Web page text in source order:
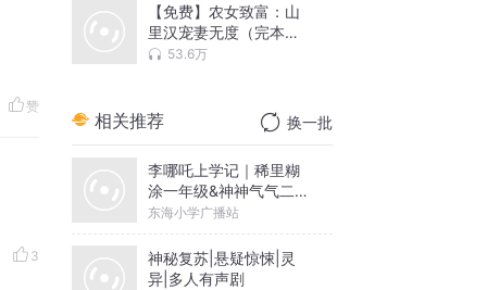
赞
3
【免费】农女致富：山
里汉宠妻无度（完本免
费有声小说）
53.6万
相关推荐 换一批
李哪吒上学记｜稀里糊
涂一年级&神神气气二年
级
东海小学广播站
神秘复苏|悬疑惊悚|灵
异|多人有声剧